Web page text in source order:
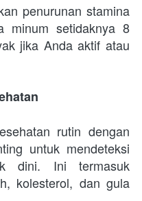
penurunan stamina
minum setidaknya 8
jika Anda aktif atau
rutin dengan
untuk mendeteksi
dini. Ini termasuk
kolesterol, dan gula